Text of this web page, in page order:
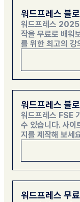
워드프레스 블
워드프레스 2025
작을 무료로 배워
를 위한 최고의 강
워드프레스 블
워드프레스 FSE
수 있습니다. 사이
지를 제작해 보세
워드프레스 무